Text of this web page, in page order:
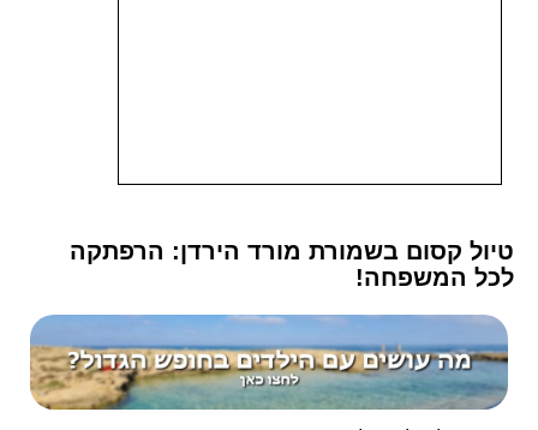
טיול קסום בשמורת מורד הירדן: הרפתקה
לכל המשפחה!